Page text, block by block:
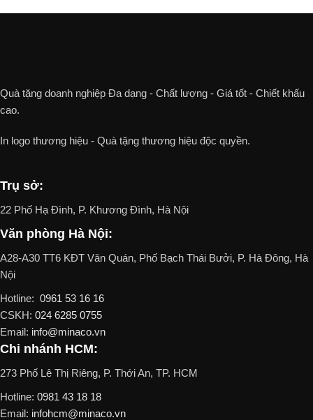
Quà tặng doanh nghiệp Đa dạng - Chất lượng - Giá tốt - Chiết khấu
cao.
In logo thương hiệu - Quà tặng thương hiệu độc quyền.
Trụ sở:
22 Phố Hạ Đình, P. Khương Đình, Hà Nội
Văn phòng Hà Nội:
A28-A30 TT6 KĐT Văn Quán, Phố Bạch Thái Bưởi, P. Hà Đông, Hà
Nội
Hotline: 0961 53 16 16
CSKH: 024 6285 0755
Email: info@minaco.vn
Chi nhánh HCM:
273 Phố Lê Thị Riêng, P. Thới An, TP. HCM
Hotline: 0981 43 18 18
Email: infohcm@minaco.vn